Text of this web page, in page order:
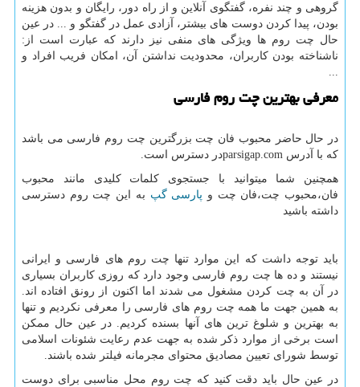
گروهی و چند نفره، گفتگوی آنلاین و از راه دور، رایگان و بدون هزینه
بودن، پیدا کردن دوست های بیشتر، آزادی عمل در گفتگو و ... در عین
حال چت روم ها ویژگی های منفی نیز دارند که عبارت است از:
ناشناخته بودن کاربران، محدودیت نداشتن آن، امکان فریب افراد و
معرفی بهترین چت روم فارسی
در حال حاضر محبوب فان چت بزرگترین چت روم فارسی می باشد
که با آدرس
در دسترس است
همچنین شما میتوانید با جستجوی کلمات کلیدی مانند محبوب
فان،محبوب چت،فان چت و پارسی گپ به این چت روم دسترسی
داشته باشید
باید توجه داشت که این موارد تنها چت روم های فارسی و ایرانی
نیستند و ده ها چت روم فارسی وجود دارد که روزی کاربران بسیاری
در آن به چت کردن مشغول می شدند اما اکنون از رونق افتاده اند.
به همین جهت ما همه چت روم های فارسی را معرفی نکردیم و تنها
به بهترین و شلوغ ترین های آنها بسنده کردیم. در عین حال ممکن
است برخی از موارد ذکر شده به جهت عدم رعایت شئونات اسلامی
توسط شورای تعیین مصادیق محتوای مجرمانه فیلتر شده باشند
در عین حال باید دقت کنید که چت روم محل مناسبی برای دوست